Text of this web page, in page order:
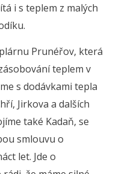
i s teplem z malých
Prunéřov, která
teplem v
s dodávkami tepla
Jirkova a dalších
také Kadaň, se
smlouvu o
let. Jde o